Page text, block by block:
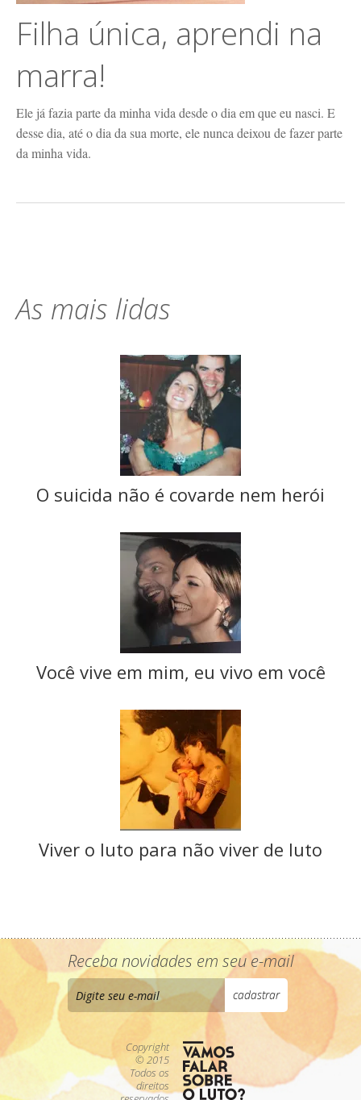
Filha única, aprendi na
marra!
Ele já fazia parte da minha vida desde o dia em que eu nasci. E
desse dia, até o dia da sua morte, ele nunca deixou de fazer parte
da minha vida.
As mais lidas
O suicida não é covarde nem herói
Você vive em mim, eu vivo em você
Viver o luto para não viver de luto
Copyright
© 2015
Todos os
direitos
Receba novidades em seu e-mail